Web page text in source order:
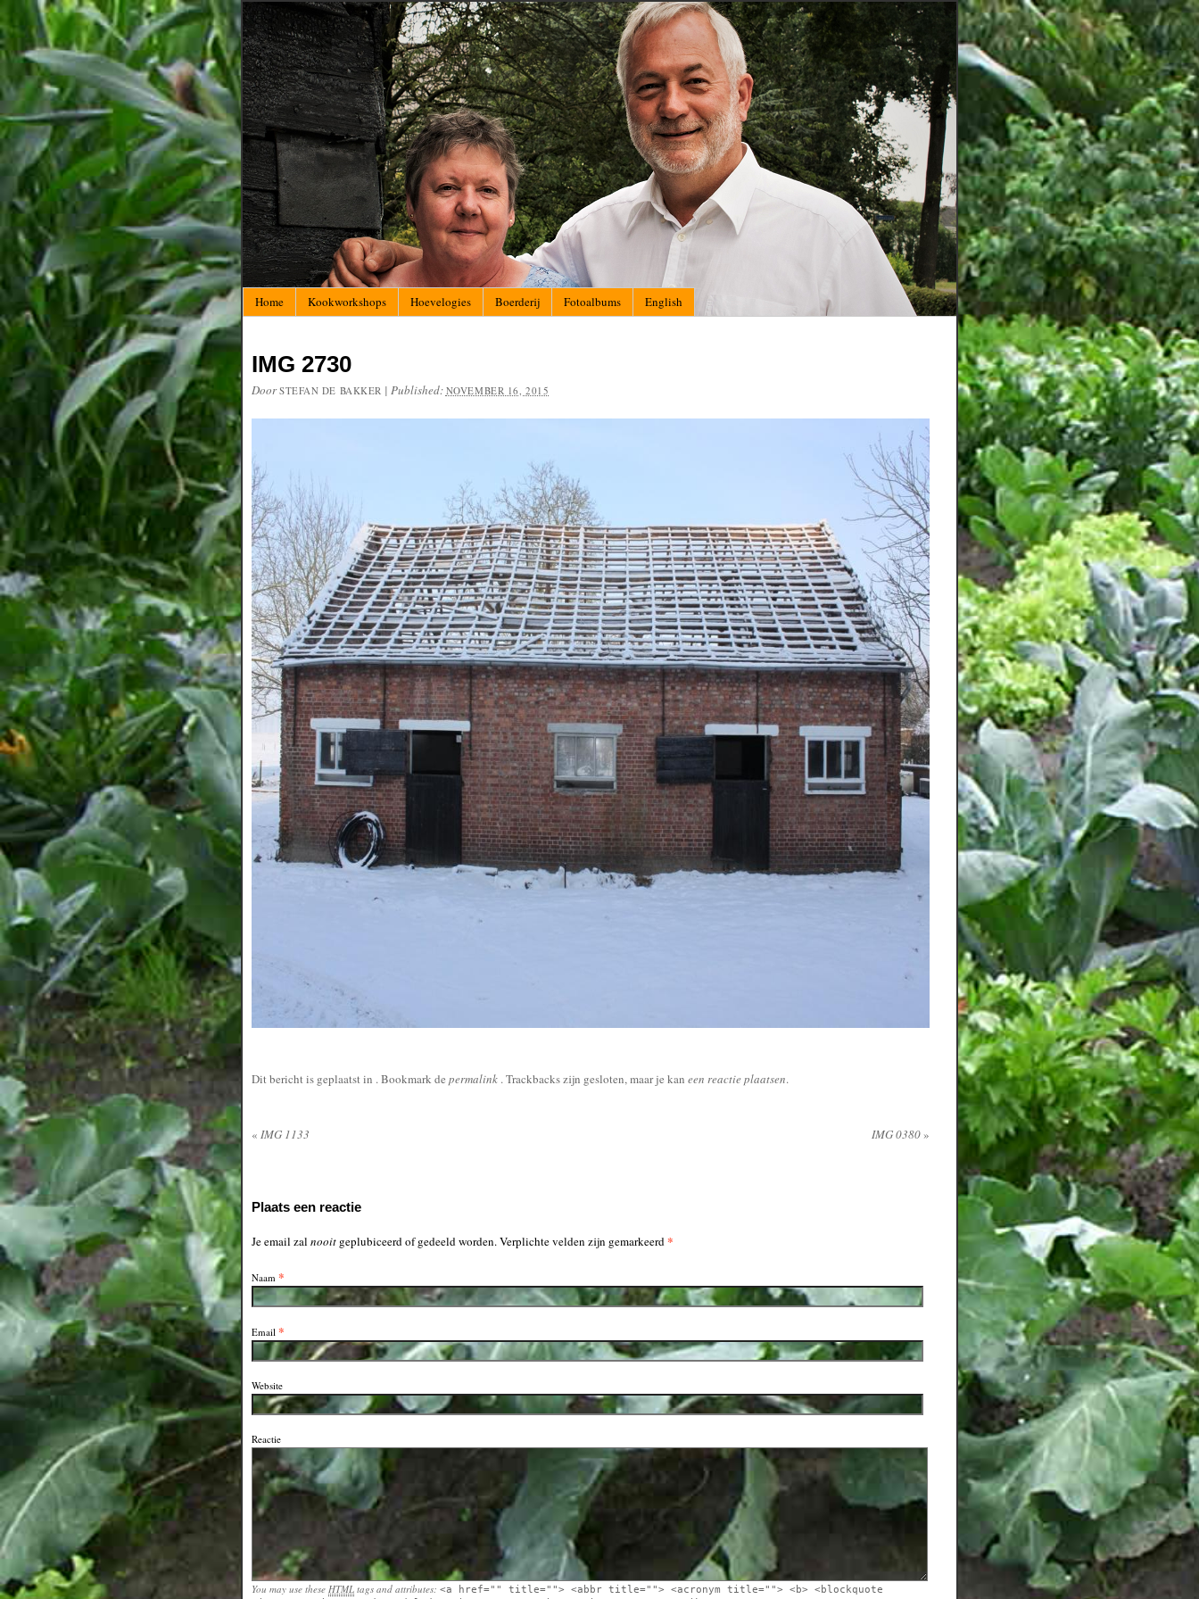
Home Kookworkshops Hoevelogies Boerderij Fotoalbums English
IMG 2730
DoorSTEFAN DE BAKKER | Published: NOVEMBER 16, 2015
Dit bericht is geplaatst in . Bookmark de permalink . Trackbacks zijn gesloten, maar je kan een reactie plaatsen.
« IMG 1133 IMG 0380»
Plaats een reactie
Je email zal nooit geplubiceerd of gedeeld worden. Verplichte velden zijn gemarkeerd*
Naam *
Email *
Website
Reactie
You may use these HTML tags and attributes: <a href="" title=""> <abbr title=""> <acronym title=""> <b> <blockquote